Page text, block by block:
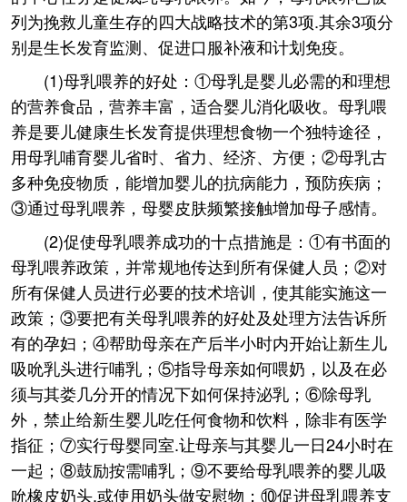
列为挽救儿童生存的四大战略技术的第3项.其余3项分
别是生长发育监测、促进口服补液和计划免疫。
(1)母乳喂养的好处：①母乳是婴儿必需的和理想
的营养食品，营养丰富，适合婴儿消化吸收。母乳喂
养是要儿健康生长发育提供理想食物一个独特途径，
用母乳哺育婴儿省时、省力、经济、方便；②母乳古
多种免疫物质，能增加婴儿的抗病能力，预防疾病；
③通过母乳喂养，母婴皮肤频繁接触增加母子感情。
(2)促使母乳喂养成功的十点措施是：①有书面的
母乳喂养政策，并常规地传达到所有保健人员；②对
所有保健人员进行必要的技术培训，使其能实施这一
政策；③要把有关母乳喂养的好处及处理方法告诉所
有的孕妇；④帮助母亲在产后半小时内开始让新生儿
吸吮乳头进行哺乳；⑤指导母亲如何喂奶，以及在必
须与其娄几分开的情况下如何保持泌乳；⑥除母乳
外，禁止给新生婴儿吃任何食物和饮料，除非有医学
指征；⑦实行母婴同室.让母亲与其婴儿一日24小时在
一起；⑧鼓励按需哺乳；⑨不要给母乳喂养的婴儿吸
吮橡皮奶头.或使用奶头做安慰物；⑩促进母乳喂养支